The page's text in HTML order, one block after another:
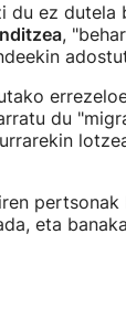
du ez
,
du
pertsonak
eta